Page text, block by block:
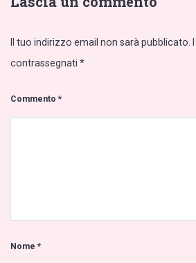
Il tuo indirizzo email non sarà pubblicato.
contrassegnati *
Commento*
Nome*